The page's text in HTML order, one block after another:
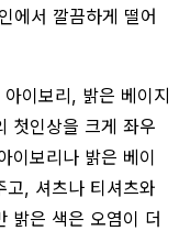
에서 깔끔하게 떨어
이보리, 밝은 베이지
첫인상을 크게 좌우
이보리나 밝은 베이
고, 셔츠나 티셔츠와
밝은 색은 오염이 더